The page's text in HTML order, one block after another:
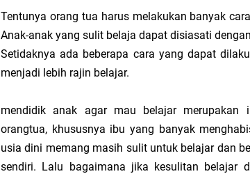
Latihan Soal dan Materi Asas
MTsN 2 Lampung Utara Mulai
Plt Kasi Penmad dan Kepala
Nasional KoSSMI 2026
Menelusuri Proses Perumusan dan
Tentunya orang tua harus melakukan banyak
Anak-anak yang sulit belaja dapat disiasati
Setidaknya ada beberapa cara yang dapat
menjadi lebih rajin belajar.
mendidik anak agar mau belajar merupakan
orangtua, khususnya ibu yang banyak
usia dini memang masih sulit untuk belajar dan
sendiri. Lalu bagaimana jika kesulitan belajar